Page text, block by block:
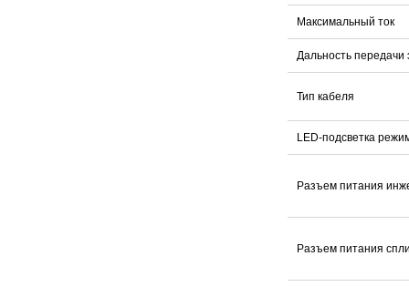
Максимальный ток
Дальность передачи
Тип кабеля
LED-подсветка
Разъем питания
Разъем питания